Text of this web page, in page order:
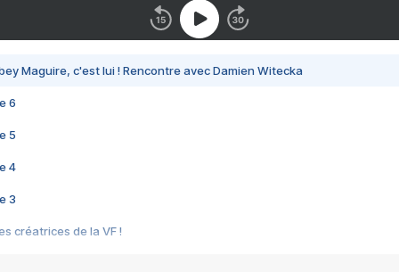
Maguire, c'est lui ! Rencontre avec Damien Witecka
6
5
4
3
créatrices de la VF !